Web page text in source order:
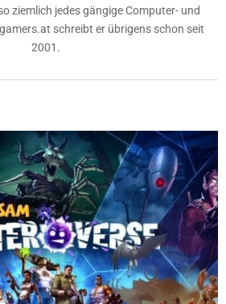
ziemlich jedes gängige Computer- und
schreibt er übrigens schon seit
2001.